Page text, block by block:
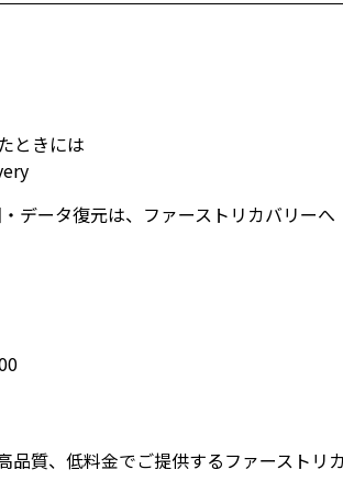
ときには
データ復元は、ファーストリカバリーへ
質、低料金でご提供するファーストリ